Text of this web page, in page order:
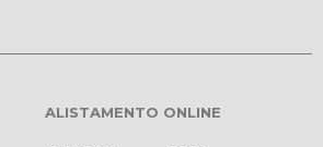
ALISTAMENTO ONLINE